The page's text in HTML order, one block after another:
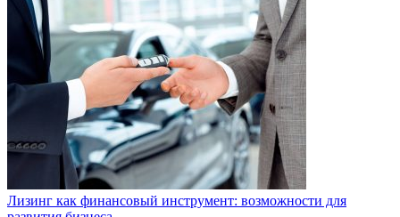
Лизинг как финансовый инструмент: возможности для